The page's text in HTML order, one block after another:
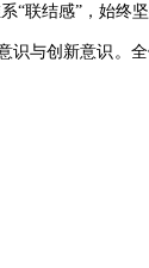
联结感”，始终
与创新意识。